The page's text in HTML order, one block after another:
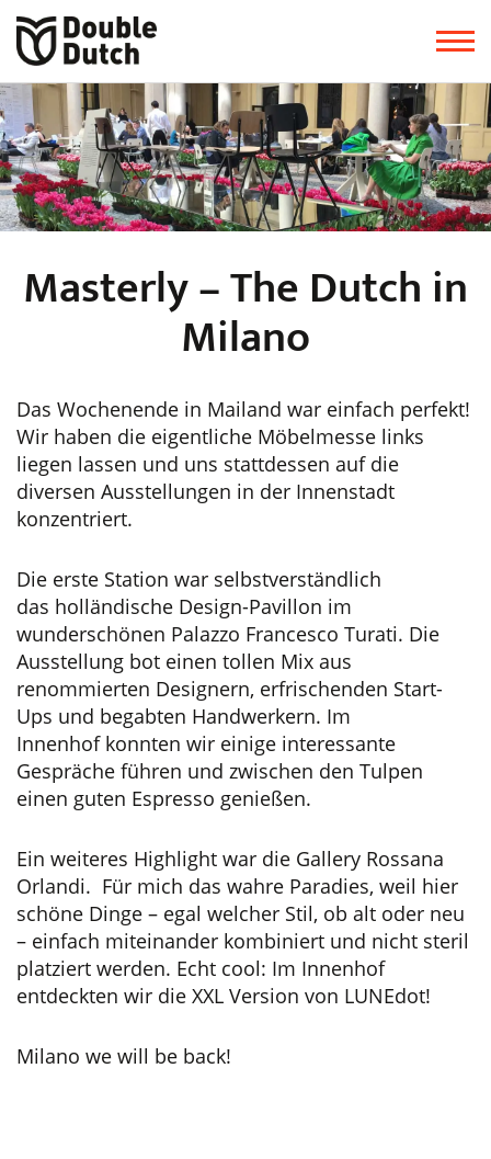
Masterly – The Dutch in
Milano
Das Wochenende in Mailand war einfach perfekt!
Wir haben die eigentliche Möbelmesse links
liegen lassen und uns stattdessen auf die
diversen Ausstellungen in der Innenstadt
konzentriert.
Die erste Station war selbstverständlich
das holländische Design-Pavillon im
wunderschönen Palazzo Francesco Turati. Die
Ausstellung bot einen tollen Mix aus
renommierten Designern, erfrischenden Start-
Ups und begabten Handwerkern. Im
Innenhof konnten wir einige interessante
Gespräche führen und zwischen den Tulpen
einen guten Espresso genießen.
Ein weiteres Highlight war die Gallery Rossana
Orlandi. Für mich das wahre Paradies, weil hier
schöne Dinge – egal welcher Stil, ob alt oder neu
– einfach miteinander kombiniert und nicht steril
platziert werden. Echt cool: Im Innenhof
entdeckten wir die XXL Version von LUNEdot!
Milano we will be back!